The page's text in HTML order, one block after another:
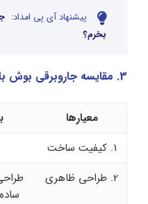
پیشنهاد آی پی امداد:
بخرم؟
3. مقایسه جاروبرقی بوش با پاناسونیک
معیارها
1. کیفیت ساخت
2. طراحی ظاهری